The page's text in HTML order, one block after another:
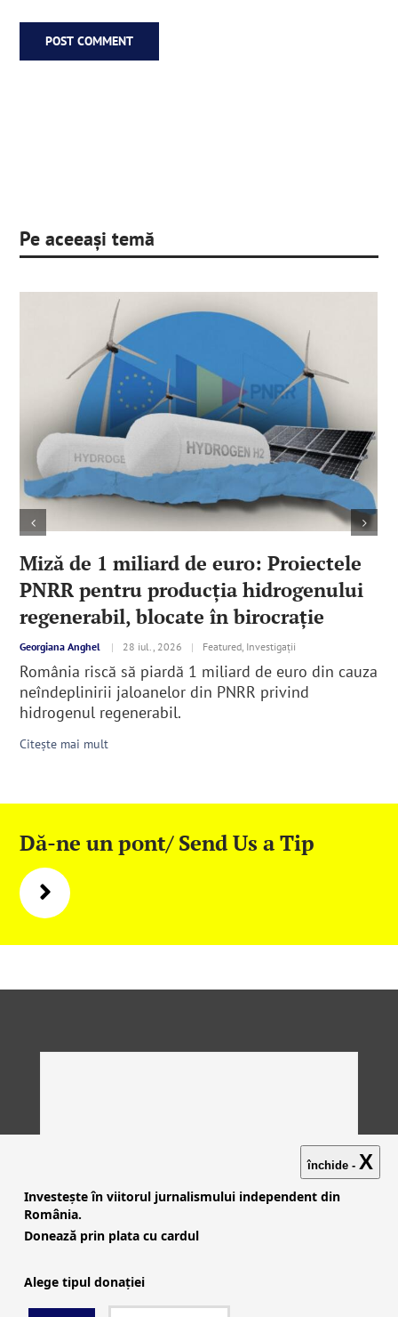
Pe aceeași temă
Miză de 1 miliard de euro: Proiectele
PNRR pentru producția hidrogenului
regenerabil, blocate în birocrație
Georgiana Anghel | 28 iul., 2026 | Featured, Investigații
România riscă să piardă 1 miliard de euro din cauza
neîndeplinirii jaloanelor din PNRR privind
hidrogenul regenerabil.
Citește mai mult
Dă-ne un pont/ Send Us a Tip
închide - X
Investește în viitorul jurnalismului independent din
România.
Donează prin plata cu cardul
Alege tipul donației